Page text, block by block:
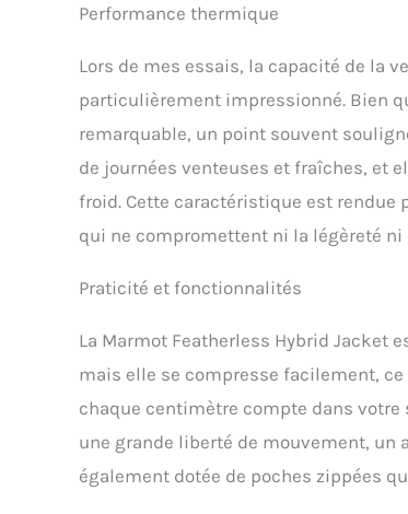
Performance thermique
Lors de mes essais, la capacité de la
particulièrement impressionné. Bien
remarquable, un point souvent
de journées venteuses et fraîches, et
froid. Cette caractéristique est rendue
qui ne compromettent ni la légèreté ni
Praticité et fonctionnalités
La Marmot Featherless Hybrid Jacket
mais elle se compresse facilement,
chaque centimètre compte dans votre
une grande liberté de mouvement, un
également dotée de poches zippées